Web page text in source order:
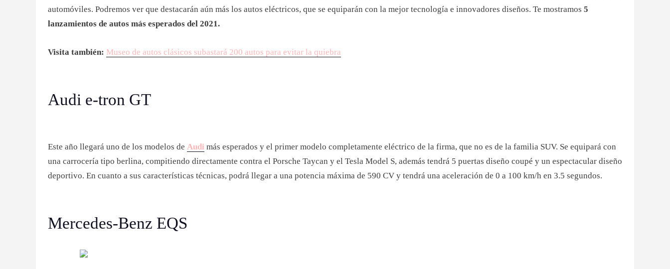
automóviles. Podremos ver que destacarán aún más los autos eléctricos, que se equiparán con la mejor tecnología e innovadores diseños. Te mostramos 5
lanzamientos de autos más esperados del 2021.
Visita también: Museo de autos clásicos subastará 200 autos para evitar la quiebra
Audi e-tron GT
Este año llegará uno de los modelos de Audi más esperados y el primer modelo completamente eléctrico de la firma, que no es de la familia SUV. Se equipará con
una carrocería tipo berlina, compitiendo directamente contra el Porsche Taycan y el Tesla Model S, además tendrá 5 puertas diseño coupé y un espectacular diseño
deportivo. En cuanto a sus características técnicas, podrá llegar a una potencia máxima de 590 CV y tendrá una aceleración de 0 a 100 km/h en 3.5 segundos.
Mercedes-Benz EQS